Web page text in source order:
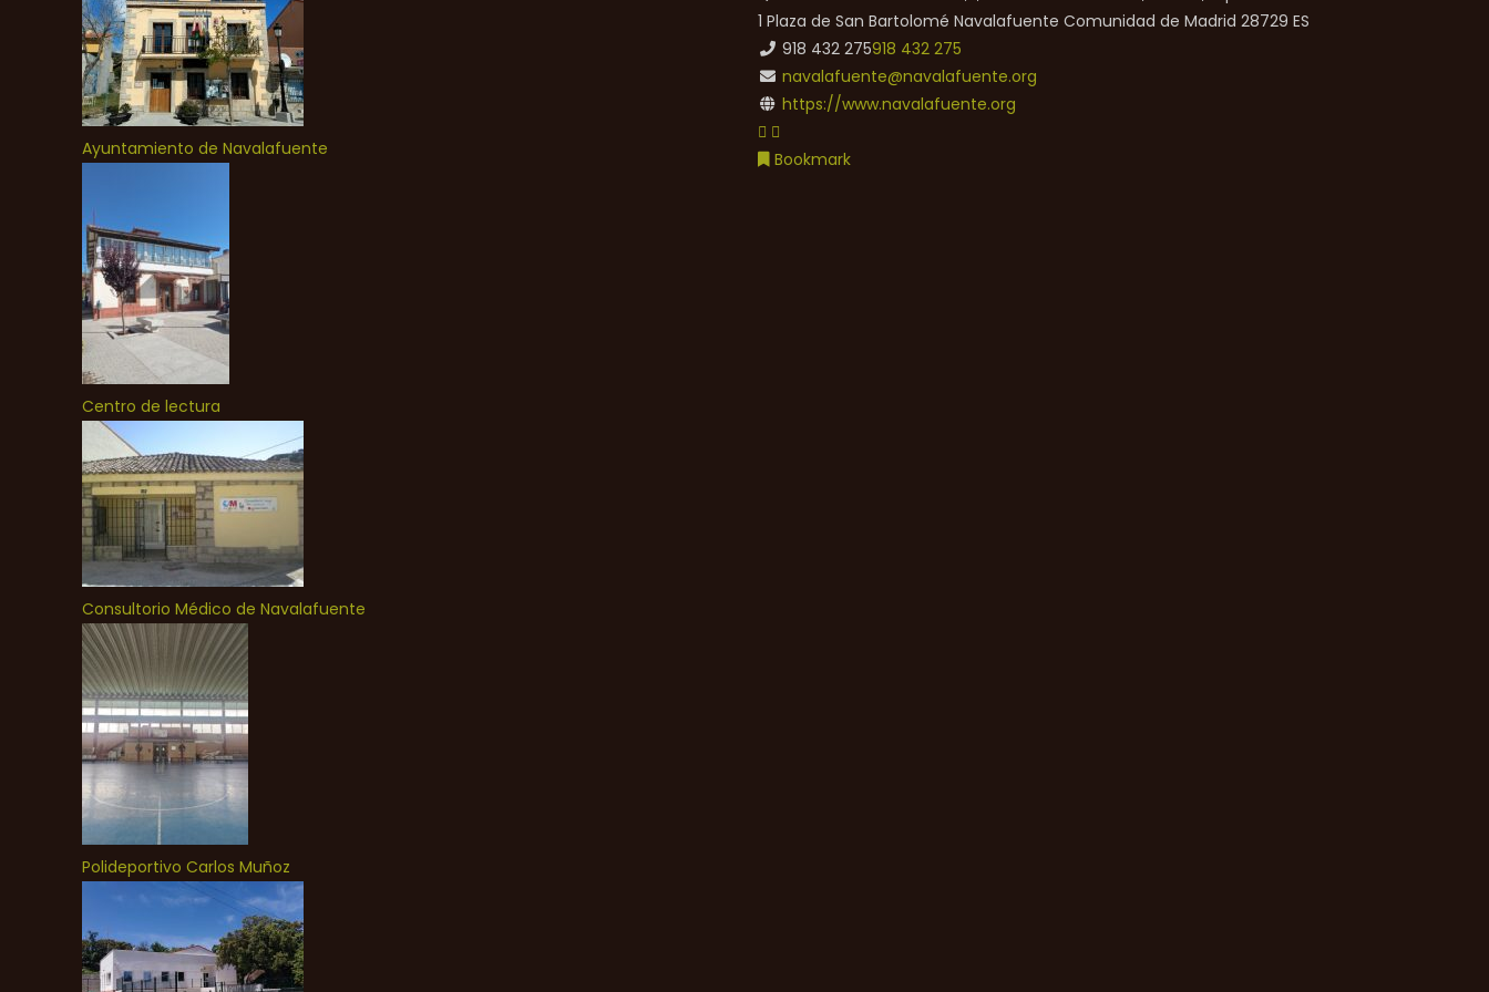
Ayuntamiento de Navalafuente
Centro de lectura
Consultorio Médico de Navalafuente
Polideportivo Carlos Muñoz
1 Plaza de San Bartolomé Navalafuente Comunidad de Madrid 28729 ES
918 432 275918 432 275
navalafuente@navalafuente.org
https://www.navalafuente.org
Bookmark